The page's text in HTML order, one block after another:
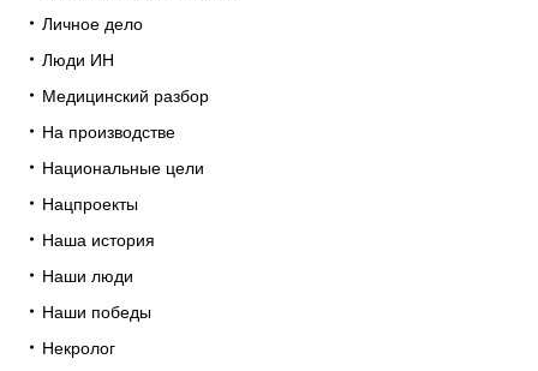
Личное дело
Люди ИН
Медицинский разбор
На производстве
Национальные цели
Нацпроекты
Наша история
Наши люди
Наши победы
Некролог